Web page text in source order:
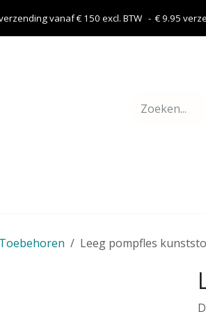
vanaf € 150 excl. BTW - € 9.95
Toebehoren Leeg pompfles